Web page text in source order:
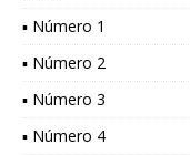
▪ Número 1
▪ Número 2
▪ Número 3
▪ Número 4